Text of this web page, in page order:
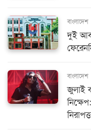
বাংলাদেশ
দুই
বাংলাদেশ
জুলাই